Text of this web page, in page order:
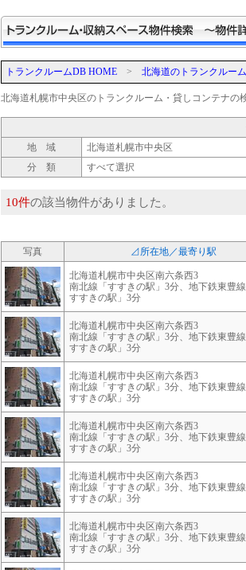
トランクルームDB HOME > 北海道のトランクルーム
北海道札幌市中央区のトランクルーム・貸しコンテナの
地 域
北海道札幌市中央区
分 類
すべて選択
10件の該当物件がありました。
写真 ⊿所在地／最寄り駅
北海道札幌市中央区南六条西3
南北線「すすきの駅」3分、地下鉄東豊
すすきの駅」3分
北海道札幌市中央区南六条西3
南北線「すすきの駅」3分、地下鉄東豊
すすきの駅」3分
北海道札幌市中央区南六条西3
南北線「すすきの駅」3分、地下鉄東豊
すすきの駅」3分
北海道札幌市中央区南六条西3
南北線「すすきの駅」3分、地下鉄東豊
すすきの駅」3分
北海道札幌市中央区南六条西3
南北線「すすきの駅」3分、地下鉄東豊
すすきの駅」3分
北海道札幌市中央区南六条西3
南北線「すすきの駅」3分、地下鉄東豊
すすきの駅」3分